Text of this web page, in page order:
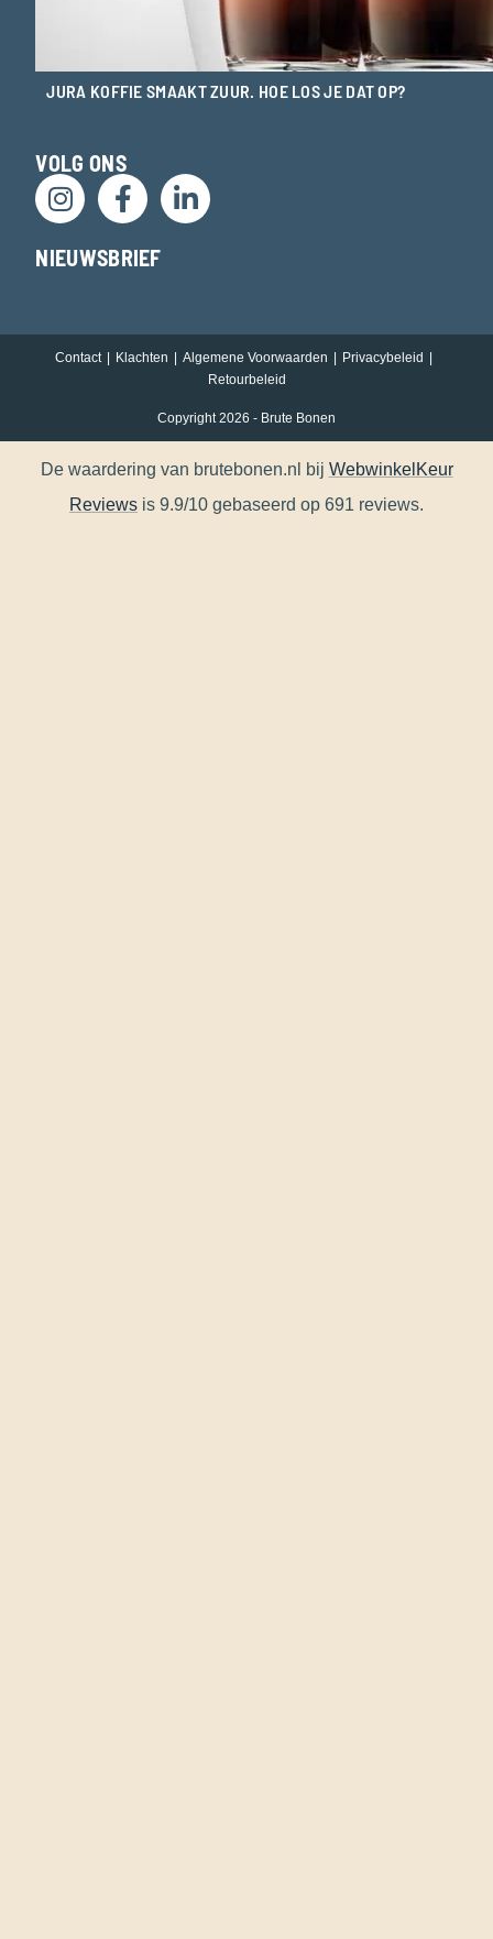
JURA KOFFIE SMAAKT ZUUR. HOE LOS JE DAT OP?
VOLG ONS
NIEUWSBRIEF
Contact Klachten Algemene Voorwaarden
Privacybeleid
Retourbeleid
Copyright 2026 - Brute Bonen
De waardering van brutebonen.nl bij WebwinkelKeur
Reviews is 9.9/10 gebaseerd op 691 reviews.